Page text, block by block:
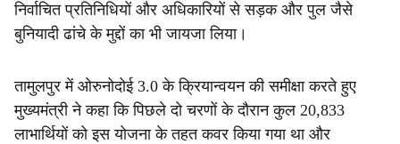
निर्वाचित प्रतिनिधियों और अधिकारियों से सड़क और पुल जैसे
बुनियादी ढांचे के मुद्दों का भी जायजा लिया।
तामुलपुर में ओरुनोदोई 3.0 के क्रियान्वयन की समीक्षा करते हुए
मुख्यमंत्री ने कहा कि पिछले दो चरणों के दौरान कुल 20,833
लाभार्थियों को इस योजना के तहत कवर किया गया था और